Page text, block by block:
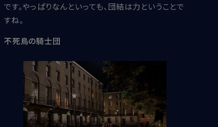
です。やっぱりなんといっても、団結は力ということで
すね。
不死鳥の騎士団